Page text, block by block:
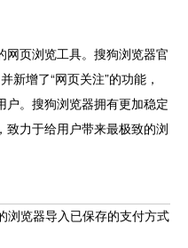
网页浏览工具。搜狗浏览器官
新增了“网页关注”的功能，
。搜狗浏览器拥有更加稳定
致力于给用户带来最极致的浏
浏览器导入已保存的支付方式